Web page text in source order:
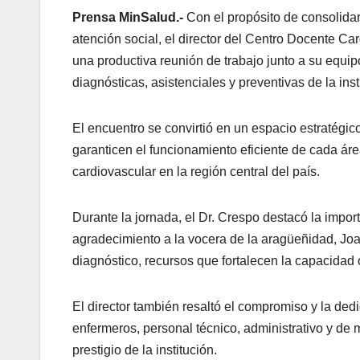
Prensa MinSalud.- Con el propósito de
atención social, el director del Centro Docente
una productiva reunión de trabajo junto a su
diagnósticas, asistenciales y preventivas de la
El encuentro se convirtió en un espacio
garanticen el funcionamiento eficiente de cada
cardiovascular en la región central del país.
Durante la jornada, el Dr. Crespo destacó la
agradecimiento a la vocera de la aragüeñidad,
diagnóstico, recursos que fortalecen la capacidad
El director también resaltó el compromiso y la
enfermeros, personal técnico, administrativo y de
prestigio de la institución.